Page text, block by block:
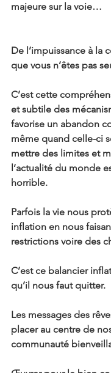
majeure sur la voie…
De l’impuissance à la
que vous n’êtes pas
C’est cette
et subtile des
favorise un abandon
même quand celle-ci
mettre des limites et
l’actualité du monde
horrible.
Parfois la vie nous
inflation en nous
restrictions voire des
C’est ce balancier
qu’il nous faut quitter.
Les messages des
placer au centre de
communauté